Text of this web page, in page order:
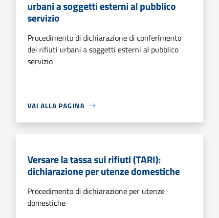
urbani a soggetti esterni al pubblico
servizio
Procedimento di dichiarazione di conferimento
dei rifiuti urbani a soggetti esterni al pubblico
servizio
VAI ALLA PAGINA
Versare la tassa sui rifiuti (TARI):
dichiarazione per utenze domestiche
Procedimento di dichiarazione per utenze
domestiche